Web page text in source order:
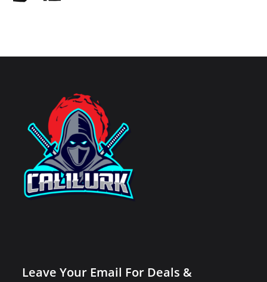
Leave Your Email For Deals &